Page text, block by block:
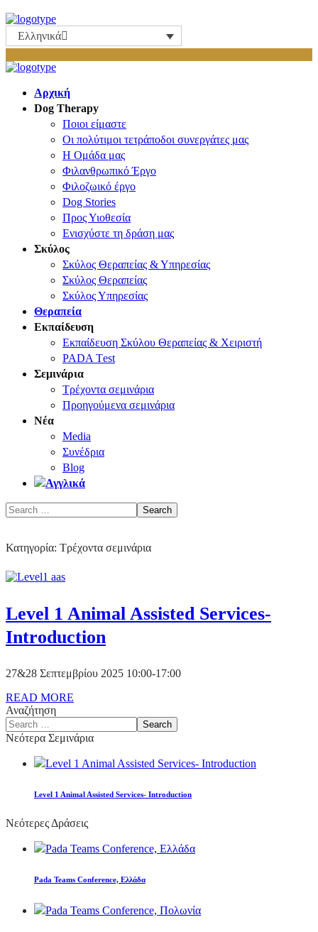
Ελληνικά
Αρχική
Dog Therapy
Ποιοι είμαστε
Οι πολύτιμοι τετράποδοι συνεργάτες μας
Η Ομάδα μας
Φιλανθρωπικό Έργο
Φιλοζωικό έργο
Dog Stories
Προς Υιοθεσία
Ενισχύστε τη δράση μας
Σκύλος
Σκύλος Θεραπείας & Υπηρεσίας
Σκύλος Θεραπείας
Σκύλος Υπηρεσίας
Θεραπεία
Εκπαίδευση
Εκπαίδευση Σκύλου Θεραπείας & Χειριστή
PADA Τest
Σεμινάρια
Τρέχοντα σεμινάρια
Προηγούμενα σεμινάρια
Νέα
Media
Συνέδρια
Blog
Κατηγορία: Τρέχοντα σεμινάρια
Level 1 Animal Assisted Services-
Introduction
27&28 Σεπτεμβρίου 2025 10:00-17:00
READ MORE
Αναζήτηση
Νεότερα Σεμινάρια
Level 1 Animal Assisted Services- Introduction
Νεότερες Δράσεις
Pada Teams Conference, Ελλάδα